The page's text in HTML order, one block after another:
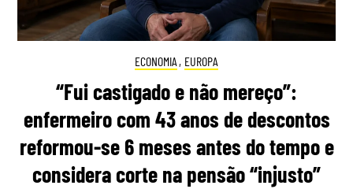
ECONOMIA , EUROPA
“Fui castigado e não mereço”:
enfermeiro com 43 anos de descontos
reformou-se 6 meses antes do tempo e
considera corte na pensão “injusto”